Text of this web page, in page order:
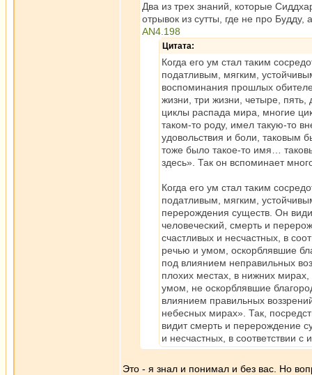
Два из трех знаний, которые
отрывок из сутты, где не про
AN4.198
Цитата:
Когда его ум стал таким
податливым, мягким,
воспоминания прошлых
жизни, три жизни, четыре, пять,
циклы распада мира, многие
таком-то роду, имел такую-то
удовольствия и боли, таковым
тоже было такое-то имя…
здесь». Так он вспоминает
Когда его ум стал таким
податливым, мягким,
перерождения существ. Он
человеческий, смерть и
счастливых и несчастных, в
речью и умом, оскорблявшие
под влиянием неправильных
плохих местах, в нижних
умом, не оскорблявшие
влиянием правильных
небесных мирах». Так,
видит смерть и перерождение
и несчастных, в соответствии с
Это - я знал и понимал и без вас.